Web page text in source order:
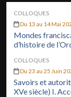
COLLOQUES
Du 13 au 14 Mai
Mondes
d’histoire de
COLLOQUES
Du 23 au 25 Juin
Savoirs et
XVe siècle) I.